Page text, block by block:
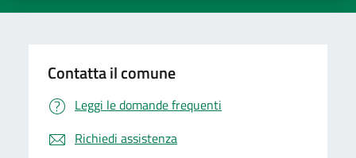
Contatta il comune
Leggi le domande frequenti
Richiedi assistenza